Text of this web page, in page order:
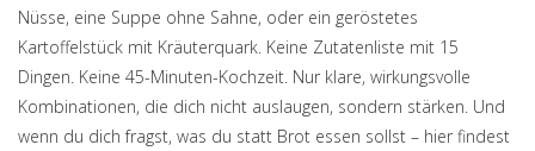
Nüsse, eine Suppe ohne Sahne, oder ein geröstetes
Kartoffelstück mit Kräuterquark. Keine Zutatenliste mit 15
Dingen. Keine 45-Minuten-Kochzeit. Nur klare, wirkungsvolle
Kombinationen, die dich nicht auslaugen, sondern stärken. Und
wenn du dich fragst, was du statt Brot essen sollst – hier findest